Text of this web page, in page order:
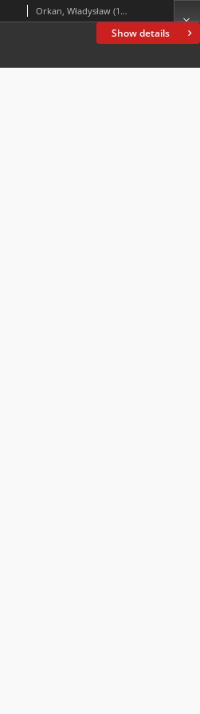
Show details
Orkan, Władysław (1875-1930)